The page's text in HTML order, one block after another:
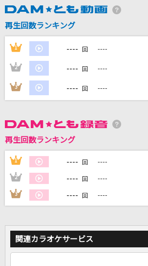
WEST.
カラオケ最新情報をチェック！
再生回数ランキング
1 ---- 回 ----
2 ---- 回 ----
3 ---- 回 ----
再生回数ランキング
1 ---- 回 ----
2 ---- 回 ----
3 ---- 回 ----
関連カラオケサービス